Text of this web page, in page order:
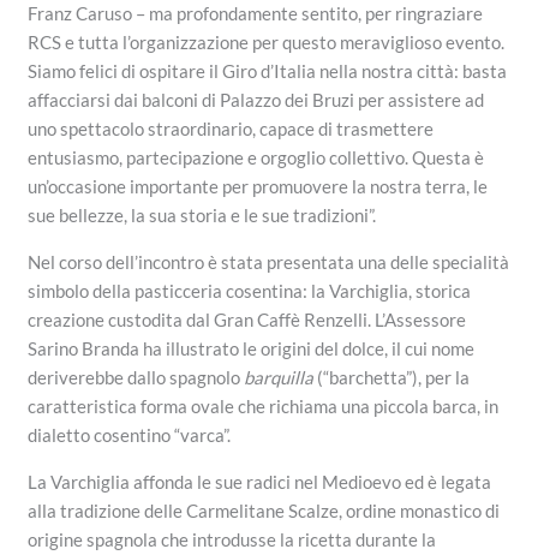
Franz Caruso – ma profondamente sentito, per ringraziare
RCS e tutta l’organizzazione per questo meraviglioso evento.
Siamo felici di ospitare il Giro d’Italia nella nostra città: basta
affacciarsi dai balconi di Palazzo dei Bruzi per assistere ad
uno spettacolo straordinario, capace di trasmettere
entusiasmo, partecipazione e orgoglio collettivo. Questa è
un’occasione importante per promuovere la nostra terra, le
sue bellezze, la sua storia e le sue tradizioni”.
Nel corso dell’incontro è stata presentata una delle specialità
simbolo della pasticceria cosentina: la Varchiglia, storica
creazione custodita dal Gran Caffè Renzelli. L’Assessore
Sarino Branda ha illustrato le origini del dolce, il cui nome
deriverebbe dallo spagnolo barquilla (“barchetta”), per la
caratteristica forma ovale che richiama una piccola barca, in
dialetto cosentino “varca”.
La Varchiglia affonda le sue radici nel Medioevo ed è legata
alla tradizione delle Carmelitane Scalze, ordine monastico di
origine spagnola che introdusse la ricetta durante la